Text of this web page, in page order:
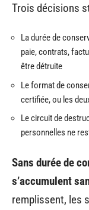
Trois décisions
La durée de
paie, contrats,
être détruite
Le format de
certifiée, ou les
Le circuit de
personnelles ne
Sans durée de
s’accumulent
remplissent, les